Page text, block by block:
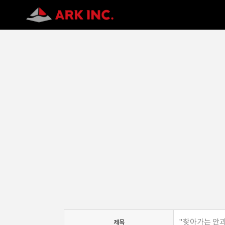
제목 "찾아가는 안